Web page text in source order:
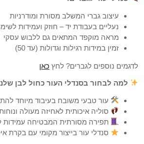
עיצוב גברי המשלב מסורת ומודרניות
נעליים בעבודת יד – חוזק ועמידות
מראה מוקפד המתאים גם ללבוש עסקי
זמין במידות רגילות וגדולות (עד 50)
לדגמים נוספים לגברים? לחץ כאן
למה לבחור בסנדלי העור כחול לבן
עור טבעי משובח בעיבוד מיוחד
סוליה איכותית לאחיזה מעולה
תפירה מסורתית המבטיחה עמידות
סנדלי עור בייצור מקומי עם בקרת